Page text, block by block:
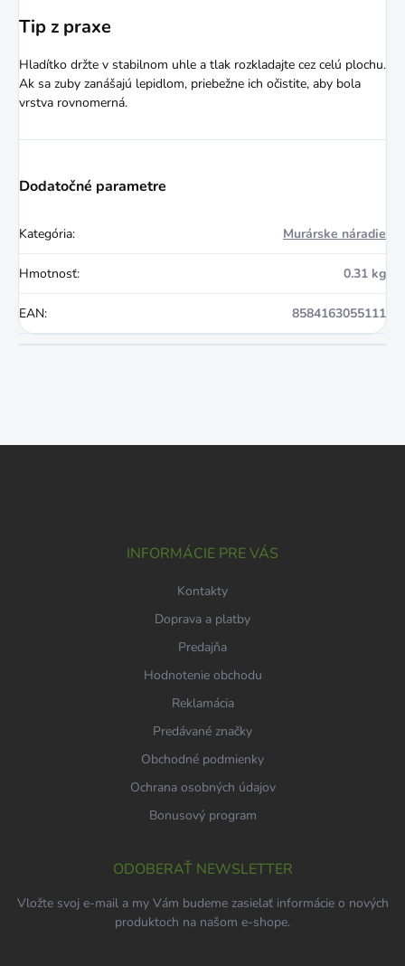
Tip z praxe
Hladítko držte v stabilnom uhle a tlak rozkladajte cez celú plochu.
Ak sa zuby zanášajú lepidlom, priebežne ich očistite, aby bola
vrstva rovnomerná.
Dodatočné parametre
Kategória: Murárske náradie
Hmotnosť: 0.31 kg
EAN: 8584163055111
INFORMÁCIE PRE VÁS
Kontakty
Doprava a platby
Predajňa
Hodnotenie obchodu
Reklamácia
Predávané značky
Obchodné podmienky
Ochrana osobných údajov
Bonusový program
ODOBERAŤ NEWSLETTER
Vložte svoj e-mail a my Vám budeme zasielať informácie o nových
produktoch na našom e-shope.